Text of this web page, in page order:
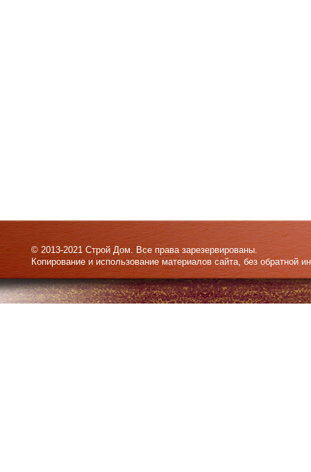
© 2013-2021 Строй Дом. Все права зарезервированы.
Копирование и использование материалов сайта, без обратной